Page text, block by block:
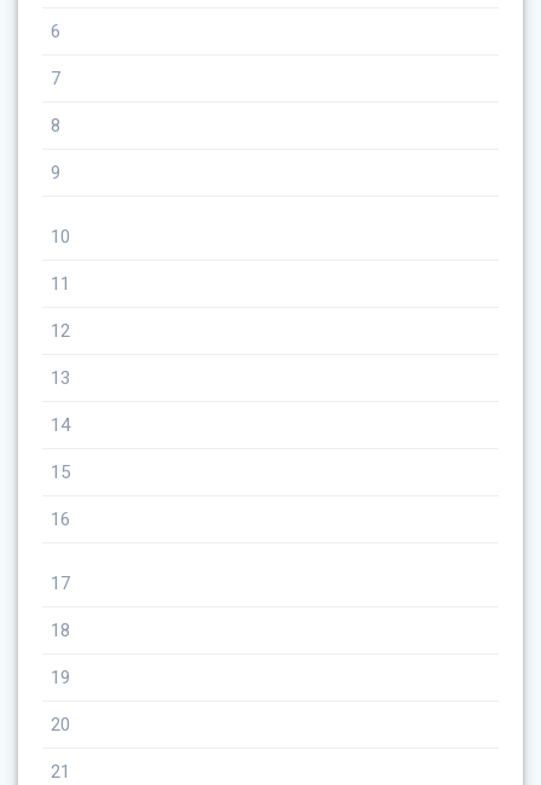
6
7
8
9
10
11
12
13
14
15
16
17
18
19
20
21